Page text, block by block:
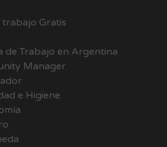
trabajo Gratis
de Trabajo en Argentina
Manager
e Higiene